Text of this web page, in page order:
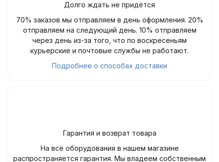
Долго ждать не придётся
70% заказов мы отправляем в день оформления. 20%
отправляем на следующий день. 10% отправляем
через день из-за того, что по воскресеньям
курьерские и почтовые службы не работают.
Подробнее о способах доставки
Гарантия и возврат товара
На всё оборудования в нашем магазине
распространяется гарантия. Мы владеем собственным